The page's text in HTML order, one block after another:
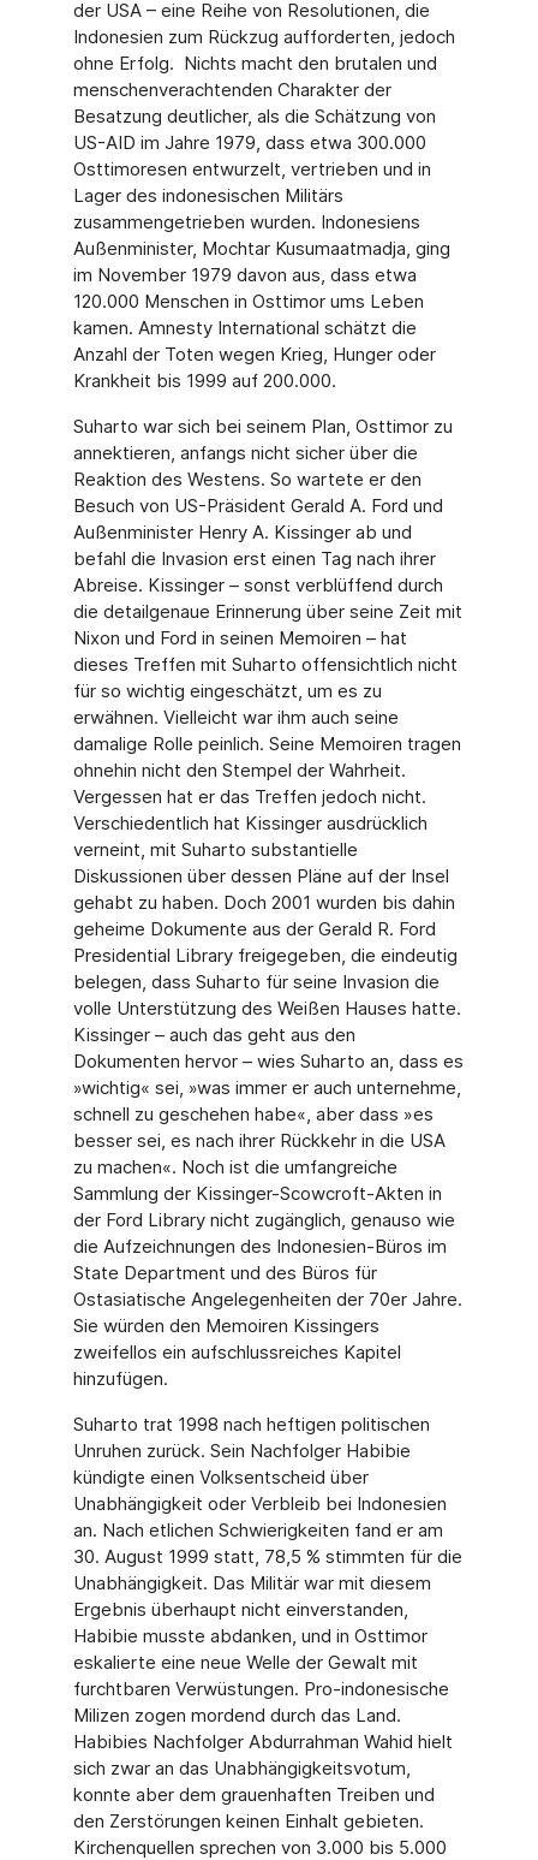
der USA – eine Reihe von Resolutionen, die
Indonesien zum Rückzug aufforderten, jedoch
ohne Erfolg. Nichts macht den brutalen und
menschenverachtenden Charakter der
Besatzung deutlicher, als die Schätzung von
US-AID im Jahre 1979, dass etwa 300.000
Osttimoresen entwurzelt, vertrieben und in
Lager des indonesischen Militärs
zusammengetrieben wurden. Indonesiens
Außenminister, Mochtar Kusumaatmadja, ging
im November 1979 davon aus, dass etwa
120.000 Menschen in Osttimor ums Leben
kamen. Amnesty International schätzt die
Anzahl der Toten wegen Krieg, Hunger oder
Krankheit bis 1999 auf 200.000.
Suharto war sich bei seinem Plan, Osttimor zu
annektieren, anfangs nicht sicher über die
Reaktion des Westens. So wartete er den
Besuch von US-Präsident Gerald A. Ford und
Außenminister Henry A. Kissinger ab und
befahl die Invasion erst einen Tag nach ihrer
Abreise. Kissinger – sonst verblüffend durch
die detailgenaue Erinnerung über seine Zeit mit
Nixon und Ford in seinen Memoiren – hat
dieses Treffen mit Suharto offensichtlich nicht
für so wichtig eingeschätzt, um es zu
erwähnen. Vielleicht war ihm auch seine
damalige Rolle peinlich. Seine Memoiren tragen
ohnehin nicht den Stempel der Wahrheit.
Vergessen hat er das Treffen jedoch nicht.
Verschiedentlich hat Kissinger ausdrücklich
verneint, mit Suharto substantielle
Diskussionen über dessen Pläne auf der Insel
gehabt zu haben. Doch 2001 wurden bis dahin
geheime Dokumente aus der Gerald R. Ford
Presidential Library freigegeben, die eindeutig
belegen, dass Suharto für seine Invasion die
volle Unterstützung des Weißen Hauses hatte.
Kissinger – auch das geht aus den
Dokumenten hervor – wies Suharto an, dass es
»wichtig« sei, »was immer er auch unternehme,
schnell zu geschehen habe«, aber dass »es
besser sei, es nach ihrer Rückkehr in die USA
zu machen«. Noch ist die umfangreiche
Sammlung der Kissinger-Scowcroft-Akten in
der Ford Library nicht zugänglich, genauso wie
die Aufzeichnungen des Indonesien-Büros im
State Department und des Büros für
Ostasiatische Angelegenheiten der 70er Jahre.
Sie würden den Memoiren Kissingers
zweifellos ein aufschlussreiches Kapitel
hinzufügen.
Suharto trat 1998 nach heftigen politischen
Unruhen zurück. Sein Nachfolger Habibie
kündigte einen Volksentscheid über
Unabhängigkeit oder Verbleib bei Indonesien
an. Nach etlichen Schwierigkeiten fand er am
30. August 1999 statt, 78,5 % stimmten für die
Unabhängigkeit. Das Militär war mit diesem
Ergebnis überhaupt nicht einverstanden,
Habibie musste abdanken, und in Osttimor
eskalierte eine neue Welle der Gewalt mit
furchtbaren Verwüstungen. Pro-indonesische
Milizen zogen mordend durch das Land.
Habibies Nachfolger Abdurrahman Wahid hielt
sich zwar an das Unabhängigkeitsvotum,
konnte aber dem grauenhaften Treiben und
den Zerstörungen keinen Einhalt gebieten.
Kirchenquellen sprechen von 3.000 bis 5.000